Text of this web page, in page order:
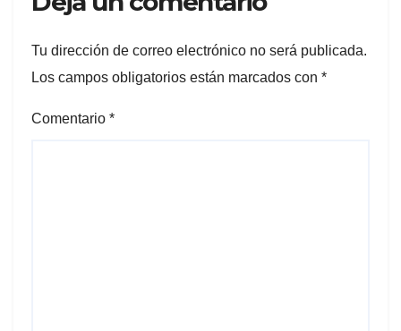
Tu dirección de correo electrónico no será publicada.
Los campos obligatorios están marcados con *
Comentario *